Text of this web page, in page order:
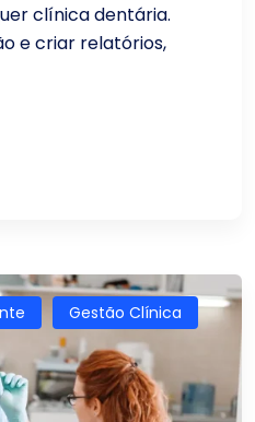
clínica dentária.
e criar relatórios,
Gestão Clínica